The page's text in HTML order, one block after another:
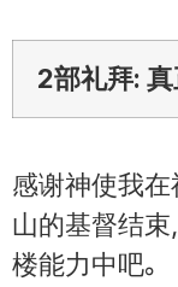
2部礼拜:
感谢神使我
山的基督结
楼能力中吧。